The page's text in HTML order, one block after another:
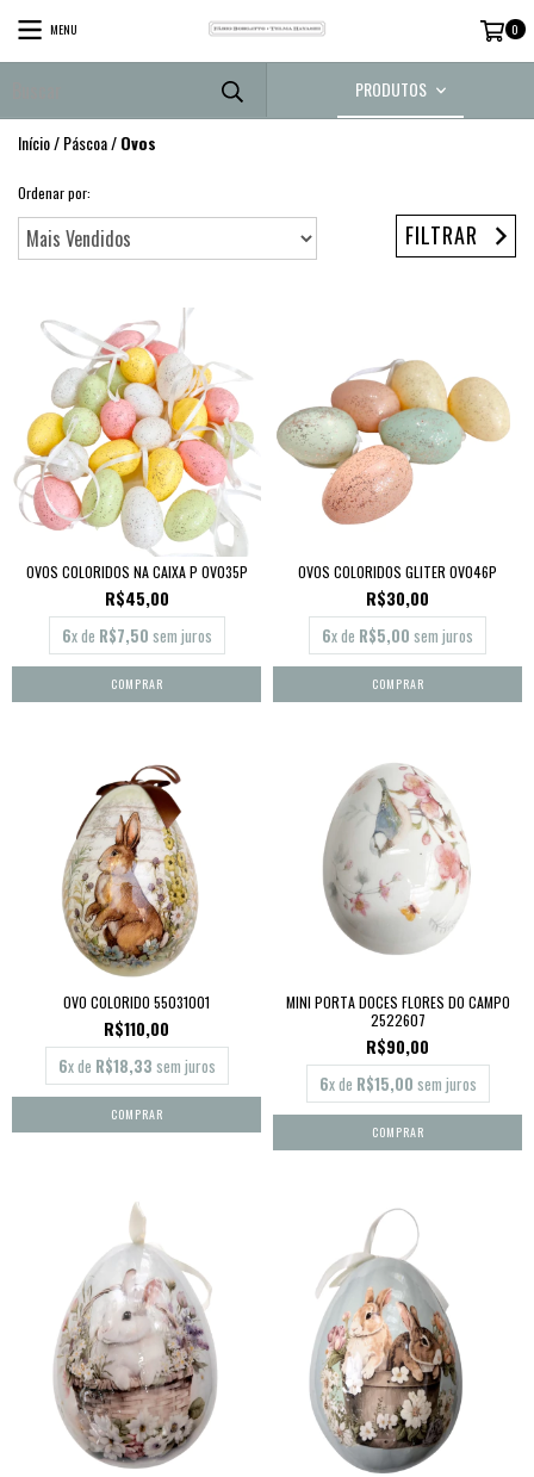
MENU 0
PRODUTOS
Início/Páscoa/Ovos
Ordenar por:
FILTRAR
OVOS COLORIDOS NA CAIXA P OV035P
R$45,00
6x de R$7,50 sem juros
OVOS COLORIDOS GLITER OV046P
R$30,00
6x de R$5,00 sem juros
OVO COLORIDO 55031001
R$110,00
6x de R$18,33 sem juros
MINI PORTA DOCES FLORES DO CAMPO
2522607
R$90,00
6x de R$15,00 sem juros